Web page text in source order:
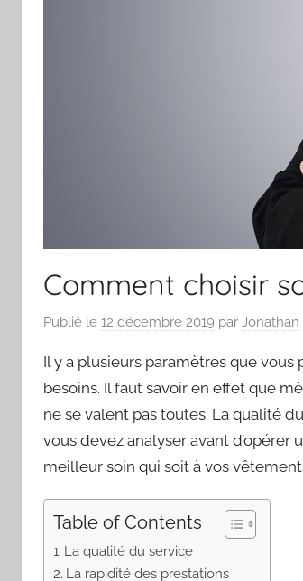
Comment choisir
Publié le 12 décembre 2019 par Jonathan
Il y a plusieurs paramètres que
besoins. Il faut savoir en effet que
ne se valent pas toutes. La qualité
vous devez analyser avant d’opérer
meilleur soin qui soit à vos
Table of Contents
La qualité du service
La rapidité des prestations